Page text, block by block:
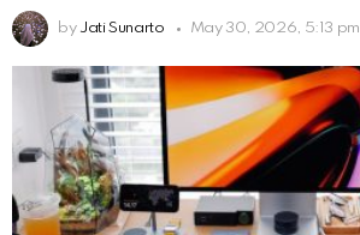
by Jati Sunarto May 30, 2026, 5:13 pm